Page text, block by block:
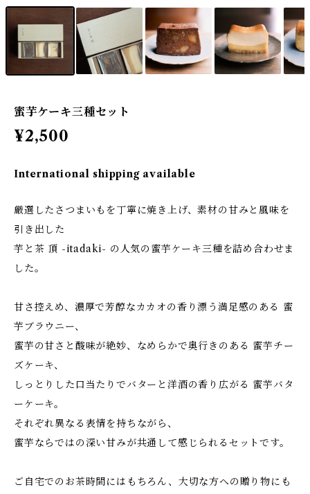
蜜芋ケーキ三種セット
¥2,500
International shipping available
厳選したさつまいもを丁寧に焼き上げ、素材の甘みと風味を
引き出した
芋と茶 頂 -itadaki- の人気の蜜芋ケーキ三種を詰め合わせま
した。
甘さ控えめ、濃厚で芳醇なカカオの香り漂う満足感のある 蜜
芋ブラウニー、
蜜芋の甘さと酸味が絶妙、なめらかで奥行きのある 蜜芋チー
ズケーキ、
しっとりした口当たりでバターと洋酒の香り広がる 蜜芋バタ
ーケーキ。
それぞれ異なる表情を持ちながら、
蜜芋ならではの深い甘みが共通して感じられるセットです。
ご自宅でのお茶時間にはもちろん、大切な方への贈り物にも